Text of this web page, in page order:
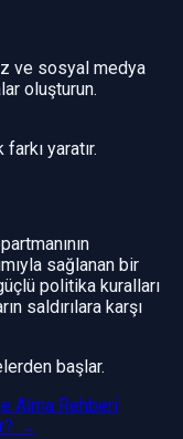
ve sosyal medya
oluşturun.
yaratır.
sağlanan bir
politika kuralları
saldırılara karşı
başlar.
Alma Rehberi
→